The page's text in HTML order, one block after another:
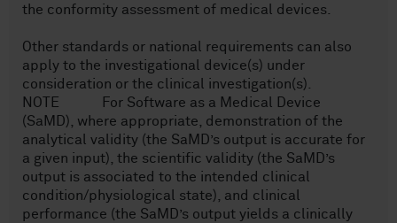
the conformity assessment of medical devices.
Other standards or national requirements can also
apply to the investigational device(s) under
consideration or the clinical investigation(s).
NOTE For Software as a Medical Device
(SaMD), where appropriate, demonstration of the
analytical validity (the SaMD’s output is accurate for
a given input), the scientific validity (the SaMD’s
output is associated to the intended clinical
condition/physiological state), and clinical
performance (the SaMD’s output yields a clinically